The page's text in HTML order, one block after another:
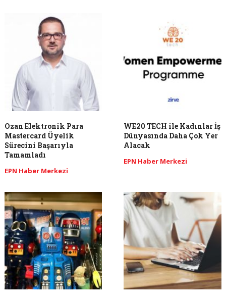
Ozan Elektronik Para
Mastercard Üyelik
Sürecini Başarıyla
Tamamladı
EPN Haber Merkezi
WE20 TECH ile Kadınlar İş
Dünyasında Daha Çok Yer
Alacak
EPN Haber Merkezi